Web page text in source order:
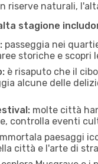
riserve naturali,
stagione
passeggia nei
storiche e
è risaputo che il
alcune delle
molte città
controlla eventi
paesaggi
città e l'arte di